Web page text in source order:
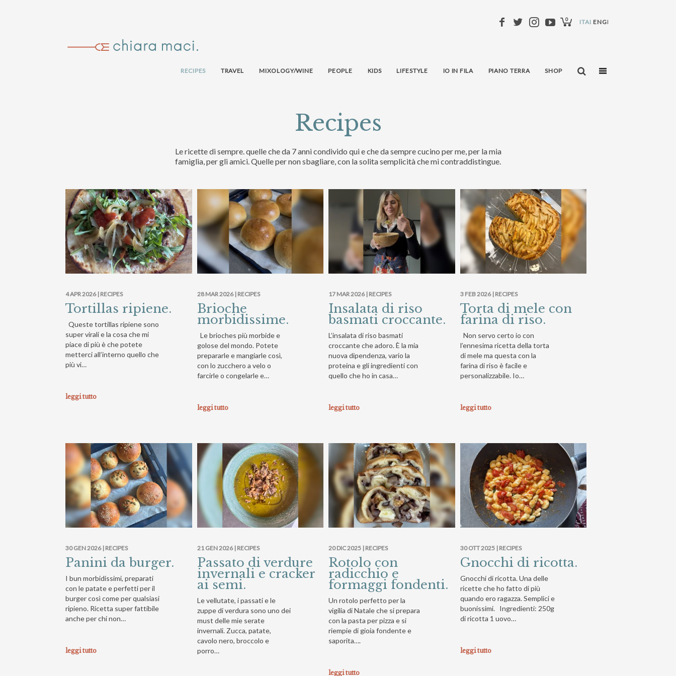
ITALIANO
ENGLISH
0
RECIPES TRAVEL MIXOLOGY/WINE PEOPLE KIDS LIFESTYLE IO IN FILA PIANO TERRA SHOP
Recipes
Le ricette di sempre. quelle che da 7 anni condivido qui e che da sempre cucino per me, per la mia
famiglia, per gli amici. Quelle per non sbagliare, con la solita semplicità che mi contraddistingue.
4 APR 2026 | RECIPES
Tortillas ripiene.
Queste tortillas ripiene sono
super virali e la cosa che mi
piace di più è che potete
metterci all’interno quello che
più vi…
leggi tutto
28 MAR 2026 | RECIPES
Brioche
morbidissime.
Le brioches più morbide e
golose del mondo. Potete
prepararle e mangiarle così,
con lo zucchero a velo o
farcirle o congelarle e…
leggi tutto
17 MAR 2026 | RECIPES
Insalata di riso
basmati croccante.
L’insalata di riso basmati
croccante che adoro. È la mia
nuova dipendenza, vario la
proteina e gli ingredienti con
quello che ho in casa…
leggi tutto
3 FEB 2026 | RECIPES
Torta di mele con
farina di riso.
Non servo certo io con
l’ennesima ricetta della torta
di mele ma questa con la
farina di riso è facile e
personalizzabile. Io…
leggi tutto
30 GEN 2026 | RECIPES
Panini da burger.
I bun morbidissimi, preparati
con le patate e perfetti per il
burger così come per qualsiasi
ripieno. Ricetta super fattibile
anche per chi non…
leggi tutto
21 GEN 2026 | RECIPES
Passato di verdure
invernali e cracker
ai semi.
Le vellutate, i passati e le
zuppe di verdura sono uno dei
must delle mie serate
invernali. Zucca, patate,
cavolo nero, broccolo e
porro…
20 DIC 2025 | RECIPES
Rotolo con
radicchio e
formaggi fondenti.
Un rotolo perfetto per la
vigilia di Natale che si prepara
con la pasta per pizza e si
riempie di gioia fondente e
saporita….
leggi tutto
30 OTT 2025 | RECIPES
Gnocchi di ricotta.
Gnocchi di ricotta. Una delle
ricette che ho fatto di più
quando ero ragazza. Semplici e
buonissimi. Ingredienti: 250g
di ricotta 1 uovo…
leggi tutto